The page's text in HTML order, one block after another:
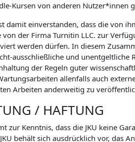
Kursen von anderen Nutzer*innen
damit einverstanden, dass die von
der Firma Turnitin LLC. zur
werden dürfen. In diesem
ausschließliche und unentgeltliche
der Regeln guter
allenfalls auch
Arbeiten anderweitig zu
/ HAFTUNG
zur Kenntnis, dass die JKU keine
behält sich ausdrücklich vor, das